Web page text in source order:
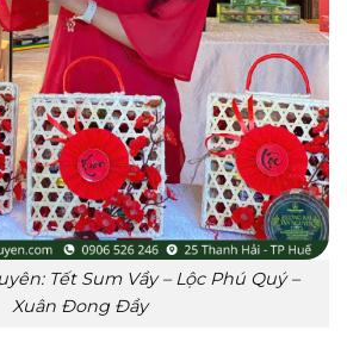
Tết Sum Vầy – Lộc Phú Quý –
Xuân Đong Đầy